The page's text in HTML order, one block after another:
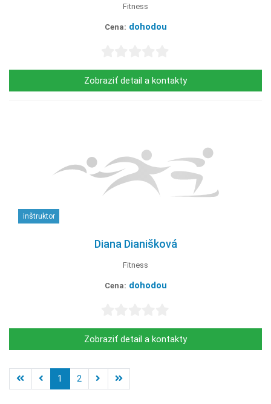
Fitness
Cena: dohodou
Zobraziť detail a kontakty
inštruktor
Diana Dianišková
Fitness
Cena: dohodou
Zobraziť detail a kontakty
1 2